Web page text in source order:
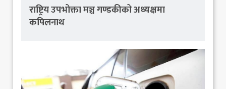
राष्ट्रिय उपभोक्ता मञ्च गण्डकीको अध्यक्षमा
कपिलनाथ